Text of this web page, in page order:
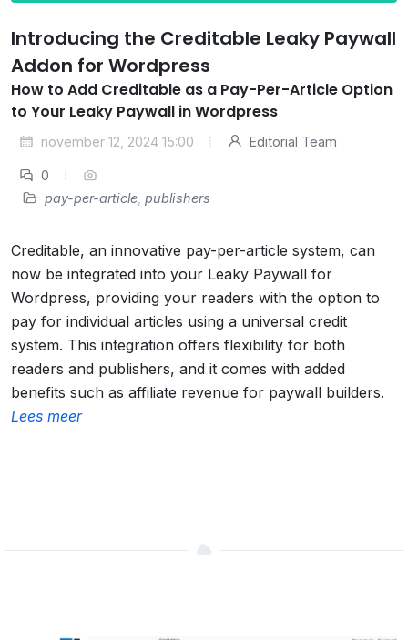
Introducing the Creditable Leaky Paywall
Addon for Wordpress
How to Add Creditable as a Pay-Per-Article Option
to Your Leaky Paywall in Wordpress
november 12, 2024 15:00 Editorial Team
0
pay-per-article publishers
Creditable, an innovative pay-per-article system, can
now be integrated into your Leaky Paywall for
Wordpress, providing your readers with the option to
pay for individual articles using a universal credit
system. This integration offers flexibility for both
readers and publishers, and it comes with added
benefits such as affiliate revenue for paywall builders.
Lees meer